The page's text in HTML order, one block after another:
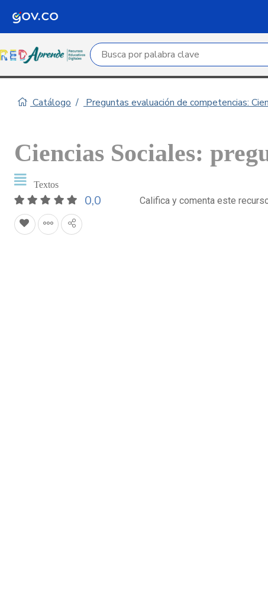
Campo de búsqueda por palabra clave
Catálogo Preguntas evaluación de competencias:
Ciencias Sociales:
Textos
0,0 Califica y comenta este